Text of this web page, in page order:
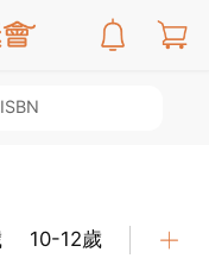
10-12歲 教具